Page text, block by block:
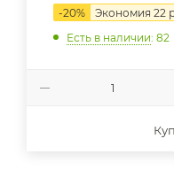
-20% Экономия 22
Есть в наличии: 82